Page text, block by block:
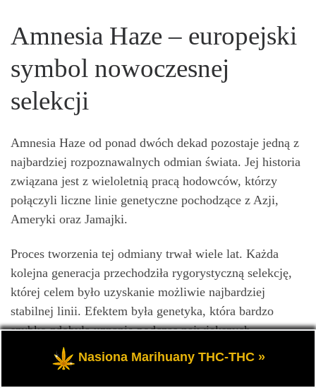
Amnesia Haze – europejski
symbol nowoczesnej
selekcji
Amnesia Haze od ponad dwóch dekad pozostaje jedną z
najbardziej rozpoznawalnych odmian świata. Jej historia
związana jest z wieloletnią pracą hodowców, którzy
połączyli liczne linie genetyczne pochodzące z Azji,
Ameryki oraz Jamajki.
Proces tworzenia tej odmiany trwał wiele lat. Każda
kolejna generacja przechodziła rygorystyczną selekcję,
której celem było uzyskanie możliwie najbardziej
stabilnej linii. Efektem była genetyka, która bardzo
szybko zdobyła uznanie podczas największych
europejskich konkursów.
Amnesia Haze wielokrotnie zwyciężała w prestiżowych
Nasiona Marihuany THC-THC »